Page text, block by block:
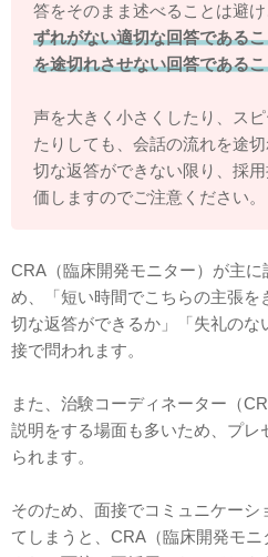
答をそのまま述べることは避け
ずれがない適切な回答である
を途切れさせない回答である
声を大きく小さくしたり、ス
たりしても、会話の流れを途
切な返答ができない限り、採
価しますのでご注意ください。
CRA（臨床開発モニター）が主
め、「短い時間でこちらの主張を
切な返答ができるか」「失礼の
接で問われます。
また、治験コーディネーター（
説明をする場面も多いため、プレ
られます。
そのため、面接でコミュニケー
てしまうと、CRA（臨床開発モ